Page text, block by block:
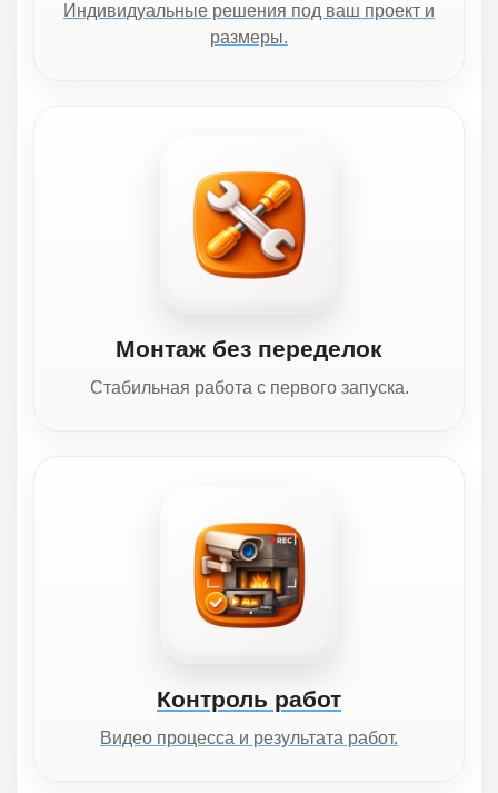
Индивидуальные решения под ваш проект и
размеры.
Монтаж без переделок
Стабильная работа с первого запуска.
Контроль работ
Видео процесса и результата работ.